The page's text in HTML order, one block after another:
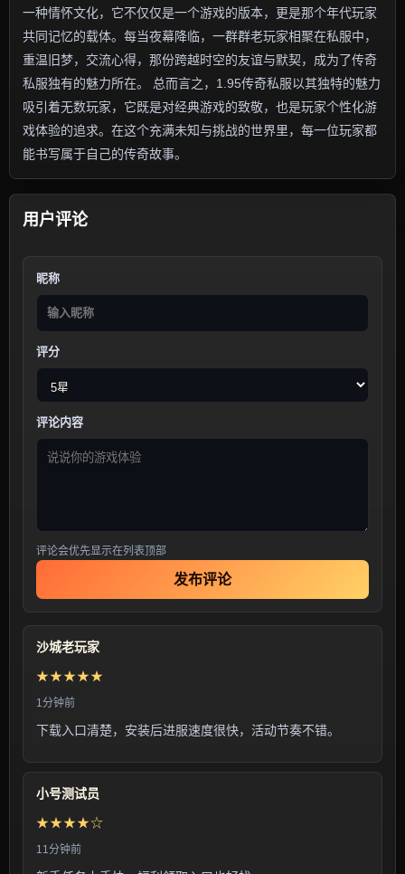
一种情怀文化，它不仅仅是一个游戏的版本，更是那个年代玩家
共同记忆的载体。每当夜幕降临，一群群老玩家相聚在私服中，
重温旧梦，交流心得，那份跨越时空的友谊与默契，成为了传奇
私服独有的魅力所在。 总而言之，1.95传奇私服以其独特的魅力
吸引着无数玩家，它既是对经典游戏的致敬，也是玩家个性化游
戏体验的追求。在这个充满未知与挑战的世界里，每一位玩家都
能书写属于自己的传奇故事。
用户评论
昵称
评分
评论内容
评论会优先显示在列表顶部
发布评论
沙城老玩家
★★★★★
1分钟前
下载入口清楚，安装后进服速度很快，活动节奏不错。
小号测试员
★★★★☆
11分钟前